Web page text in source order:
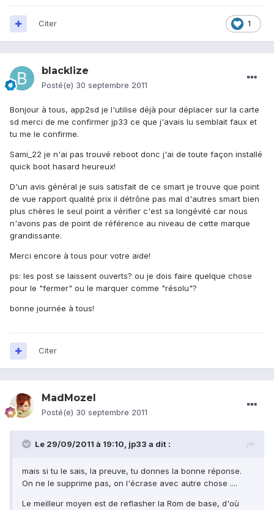
1
Citer
blacklize
Posté(e) 30 septembre 2011
Bonjour à tous, app2sd je l'utilise déjà pour déplacer sur la carte
sd merci de me confirmer jp33 ce que j'avais lu semblait faux et
tu me le confirme.
Sami_22 je n'ai pas trouvé reboot donc j'ai de toute façon installé
quick boot hasard heureux!
D'un avis général je suis satisfait de ce smart je trouve que point
de vue rapport qualité prix il détrône pas mal d'autres smart bien
plus chères le seul point a vérifier c'est sa longévité car nous
n'avons pas de point de référence au niveau de cette marque
grandissante.
Merci encore à tous pour votre aide!
ps: les post se laissent ouverts? ou je dois faire quelque chose
pour le "fermer" ou le marquer comme "résolu"?
bonne journée à tous!
Citer
MadMozel
Posté(e) 30 septembre 2011
Le 29/09/2011 à 19:10, jp33 a dit :
mais si tu le sais, la preuve, tu donnes la bonne réponse.
On ne le supprime pas, on l'écrase avec autre chose ....
Le meilleur moyen est de reflasher la Rom de base, d'où